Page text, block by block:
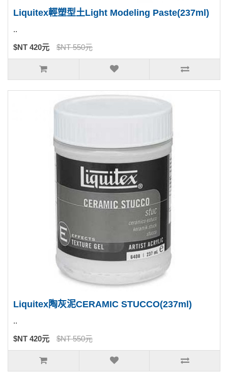
Liquitex輕塑型土Light Modeling Paste(237ml)
..
$NT 420元 $NT 550元
Liquitex陶灰泥CERAMIC STUCCO(237ml)
..
$NT 420元 $NT 550元